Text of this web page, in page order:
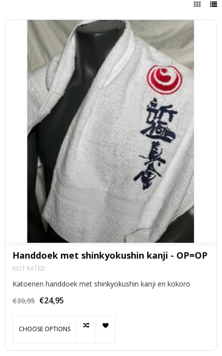
Handdoek met shinkyokushin kanji - OP=OP
NOT RATED
Katoenen handdoek met shinkyokushin kanji en kokoro
€39,95 €24,95
CHOOSE OPTIONS